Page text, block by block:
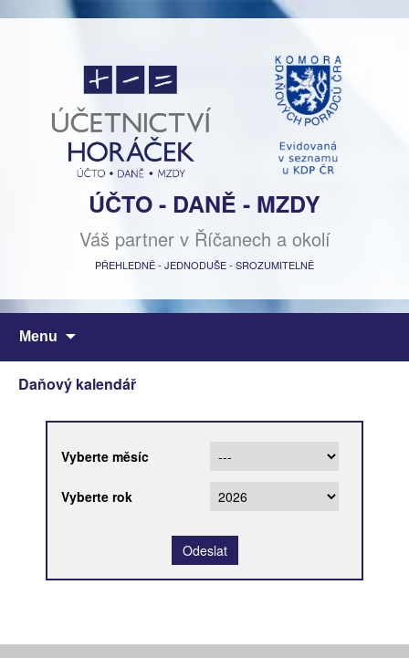
ÚČTO - DANĚ - MZDY
Váš partner v Říčanech a okolí
PŘEHLEDNĚ - JEDNODUŠE - SROZUMITELNĚ
Menu
obsahu
webu
Daňový kalendář
Vyberte měsíc
Vyberte rok
Odeslat